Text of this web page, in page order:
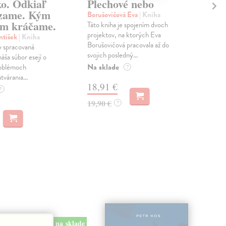
Odkiaľ
Kým
kráčame.
| Kniha
súbor esejí o
Plechové nebo
Borušovičová Eva| Kniha
Táto kniha je spojením dvoch
projektov, na ktorých Eva
Borušovičová pracovala až do
svojich posledný...
Na sklade ?
18,91 €
19,90 € ?
na sklade